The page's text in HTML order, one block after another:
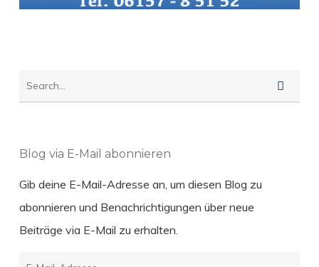
Blog via E-Mail abonnieren
Gib deine E-Mail-Adresse an, um diesen Blog zu
abonnieren und Benachrichtigungen über neue
Beiträge via E-Mail zu erhalten.
E-